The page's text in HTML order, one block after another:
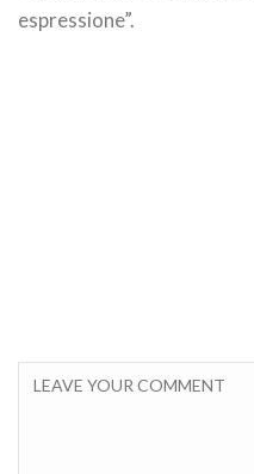
espressione”.